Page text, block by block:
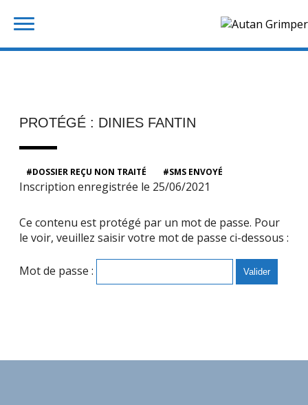
PROTÉGÉ : DINIES FANTIN
DOSSIER REÇU NON TRAITÉ SMS ENVOYÉ
Inscription enregistrée le 25/06/2021
Ce contenu est protégé par un mot de passe. Pour
le voir, veuillez saisir votre mot de passe ci-dessous :
Mot de passe :